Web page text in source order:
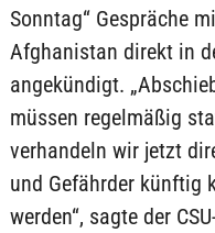
Sonntag“ Gespräche
Afghanistan direkt in
angekündigt.
müssen regelmäßig
verhandeln wir jetzt
und Gefährder künftig
werden“, sagte der